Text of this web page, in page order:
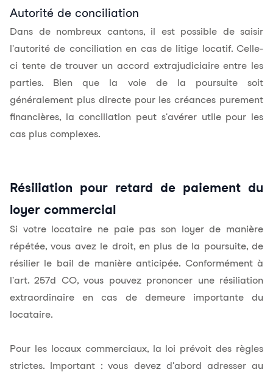
Autorité de conciliation
Dans de nombreux cantons, il est possible de saisir
l'autorité de conciliation en cas de litige locatif. Celle-
ci tente de trouver un accord extrajudiciaire entre les
parties. Bien que la voie de la poursuite soit
généralement plus directe pour les créances purement
financières, la conciliation peut s'avérer utile pour les
cas plus complexes.
Résiliation pour retard de paiement du
loyer commercial
Si votre locataire ne paie pas son loyer de manière
répétée, vous avez le droit, en plus de la poursuite, de
résilier le bail de manière anticipée. Conformément à
l'art. 257d CO, vous pouvez prononcer une résiliation
extraordinaire en cas de demeure importante du
locataire.
Pour les locaux commerciaux, la loi prévoit des règles
strictes. Important : vous devez d'abord adresser au